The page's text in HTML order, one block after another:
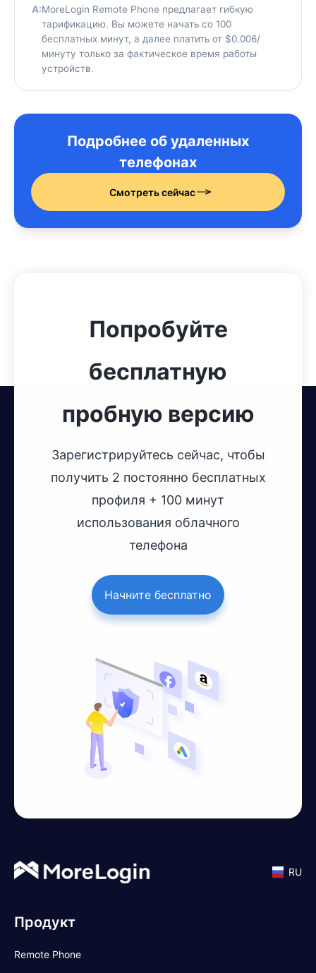
A:MoreLogin Remote Phone предлагает гибкую
тарификацию. Вы можете начать со 100
бесплатных минут, а далее платить от $0.006/
минуту только за фактическое время работы
устройств.
Подробнее об удаленных
телефонах
Смотреть сейчас
Попробуйте
бесплатную
пробную версию
Зарегистрируйтесь сейчас, чтобы
получить 2 постоянно бесплатных
профиля + 100 минут
использования облачного
телефона
Начните бесплатно
RU
Продукт
Remote Phone